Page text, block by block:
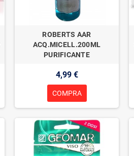
ROBERTS AAR
ACQ.MICELL.200ML
PURIFICANTE
4,99 €
COMPRA